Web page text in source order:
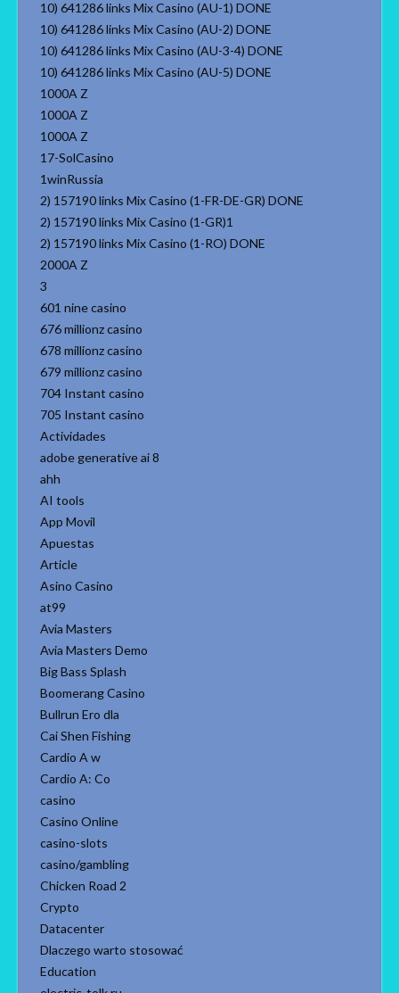
10) 641286 links Mix Casino (AU-1) DONE
10) 641286 links Mix Casino (AU-2) DONE
10) 641286 links Mix Casino (AU-3-4) DONE
10) 641286 links Mix Casino (AU-5) DONE
1000A Z
1000A Z
1000A Z
17-SolCasino
1winRussia
2) 157190 links Mix Casino (1-FR-DE-GR) DONE
2) 157190 links Mix Casino (1-GR)1
2) 157190 links Mix Casino (1-RO) DONE
2000A Z
3
601 nine casino
676 millionz casino
678 millionz casino
679 millionz casino
704 Instant casino
705 Instant casino
Actividades
adobe generative ai 8
ahh
AI tools
App Movil
Apuestas
Article
Asino Casino
at99
Avia Masters
Avia Masters Demo
Big Bass Splash
Boomerang Casino
Bullrun Ero dla
Cai Shen Fishing
Cardio A w
Cardio A: Co
casino
Casino Online
casino-slots
casino/gambling
Chicken Road 2
Crypto
Datacenter
Dlaczego warto stosować
Education